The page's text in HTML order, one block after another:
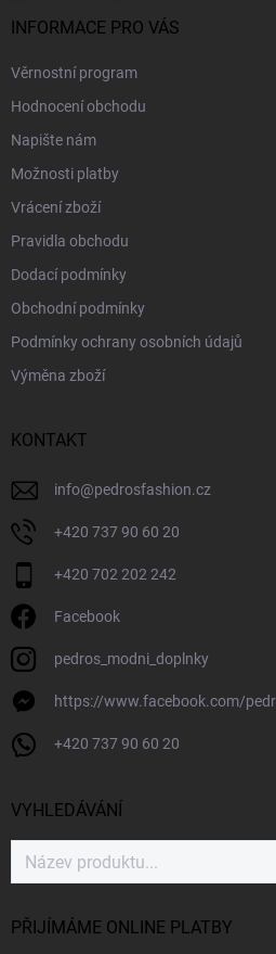
INFORMACE PRO VÁS
Věrnostní program
Hodnocení obchodu
Napište nám
Možnosti platby
Vrácení zboží
Pravidla obchodu
Dodací podmínky
Obchodní podmínky
Podmínky ochrany osobních údajů
Výměna zboží
KONTAKT
info@pedrosfashion.cz
+420 737 90 60 20
+420 702 202 242
Facebook
pedros_modni_doplnky
https://www.facebook.com/
+420 737 90 60 20
VYHLEDÁVÁNÍ
PŘIJÍMÁME ONLINE PLATBY